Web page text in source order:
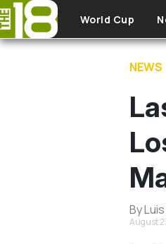
Skip to main content
World Cup
NEWS
By
August